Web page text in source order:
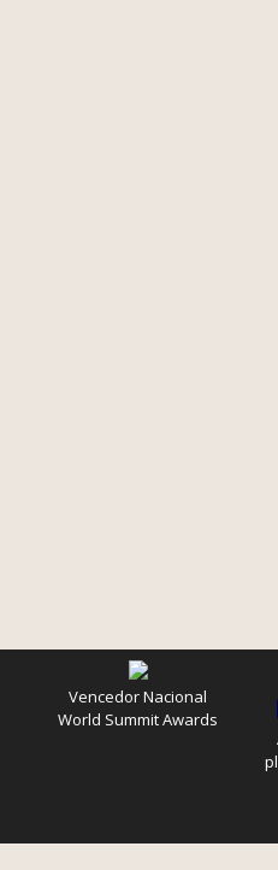
Vencedor Nacional
World Summit Awards